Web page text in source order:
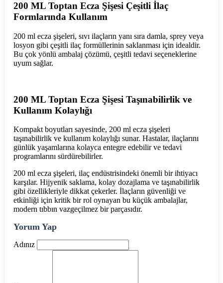
200 ML Toptan Ecza Şişesi Çeşitli İlaç
Formlarında Kullanım
200 ml ecza şişeleri, sıvı ilaçların yanı sıra damla, sprey veya
losyon gibi çeşitli ilaç formüllerinin saklanması için idealdir.
Bu çok yönlü ambalaj çözümü, çeşitli tedavi seçeneklerine
uyum sağlar.
200 ML Toptan Ecza Şişesi Taşınabilirlik ve
Kullanım Kolaylığı
Kompakt boyutları sayesinde, 200 ml ecza şişeleri
taşınabilirlik ve kullanım kolaylığı sunar. Hastalar, ilaçlarını
günlük yaşamlarına kolayca entegre edebilir ve tedavi
programlarını sürdürebilirler.
200 ml ecza şişeleri, ilaç endüstrisindeki önemli bir ihtiyacı
karşılar. Hijyenik saklama, kolay dozajlama ve taşınabilirlik
gibi özellikleriyle dikkat çekerler. İlaçların güvenliği ve
etkinliği için kritik bir rol oynayan bu küçük ambalajlar,
modern tıbbın vazgeçilmez bir parçasıdır.
Yorum Yap
Adınız